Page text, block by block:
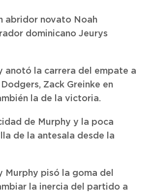
abridor novato Noah
dominicano Jeurys
anotó la carrera del empate a
Zack Greinke en
la de la victoria.
de Murphy y la poca
de la antesala desde la
pisó la goma del
la inercia del partido a